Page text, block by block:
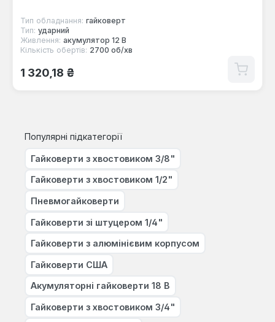
Тип обладнання: гайковерт
Тип: ударний
Живлення: акумулятор 12 В
Кількість обертів: 2700 об/хв
Звичайна ціна:
1 320,18 ₴
Популярні підкатегорії
Гайковерти з хвостовиком 3/8"
Гайковерти з хвостовиком 1/2"
Пневмогайковерти
Гайковерти зі штуцером 1/4"
Гайковерти з алюмінієвим корпусом
Гайковерти США
Акумуляторні гайковерти 18 В
Гайковерти з хвостовиком 3/4"